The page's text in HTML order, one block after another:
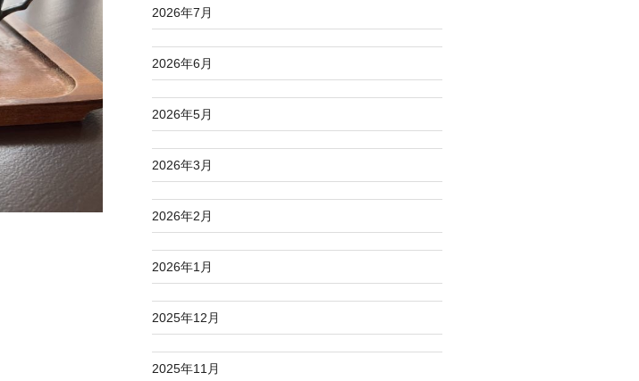
2026年7月
2026年6月
2026年5月
2026年3月
2026年2月
2026年1月
2025年12月
2025年11月